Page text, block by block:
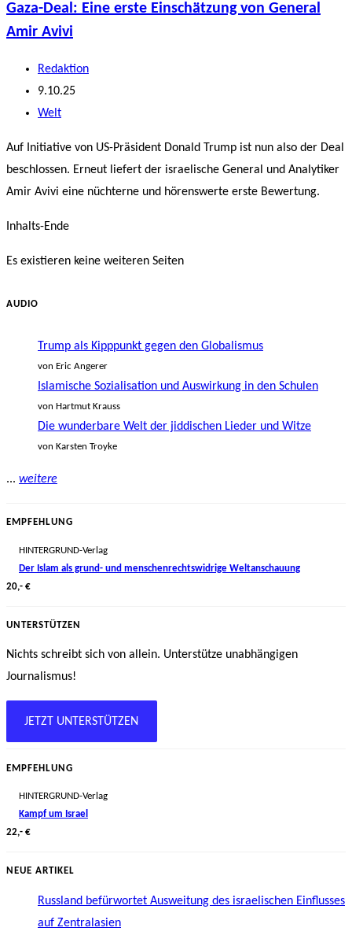
Gaza-Deal: Eine erste Einschätzung von General
Amir Avivi
Beitrags-
Autor:
Redaktion
Beitrag
veröffentlicht:
9.10.25
Beitrags-
Welt
Auf Initiative von US-Präsident Donald Trump ist nun also der Deal
beschlossen. Erneut liefert der israelische General und Analytiker
Amir Avivi eine nüchterne und hörenswerte erste Bewertung.
Inhalts-Ende
Es existieren keine weiteren Seiten
AUDIO
Trump als Kipppunkt gegen den Globalismus
von Eric Angerer
Islamische Sozialisation und Auswirkung in den Schulen
von Hartmut Krauss
Die wunderbare Welt der jiddischen Lieder und Witze
von Karsten Troyke
... weitere
EMPFEHLUNG
HINTERGRUND-Verlag
Der Islam als grund- und menschenrechtswidrige Weltanschauung
20,- €
UNTERSTÜTZEN
Nichts schreibt sich von allein. Unterstütze unabhängigen
Journalismus!
JETZT UNTERSTÜTZEN
EMPFEHLUNG
HINTERGRUND-Verlag
Kampf um Israel
22,- €
NEUE ARTIKEL
Russland befürwortet Ausweitung des israelischen Einflusses
auf Zentralasien